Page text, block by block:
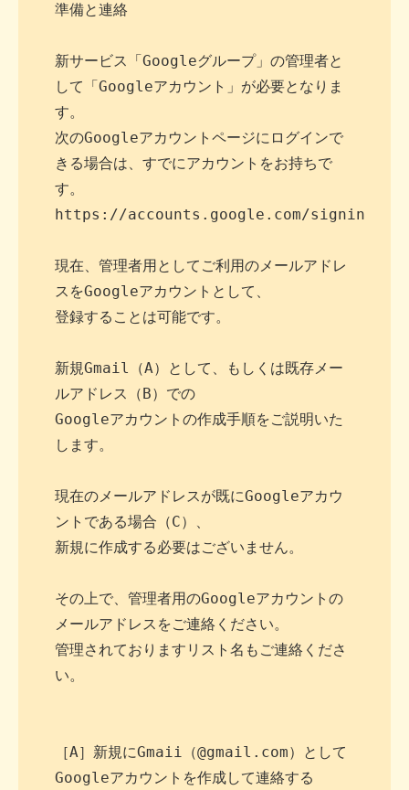
準備と連絡
新サービス「Googleグループ」の管理者と
して「Googleアカウント」が必要となりま
す。
次のGoogleアカウントページにログインで
きる場合は、すでにアカウントをお持ちで
す。
https://accounts.google.com/signin
現在、管理者用としてご利用のメールアドレ
スをGoogleアカウントとして、
登録することは可能です。
新規Gmail（A）として、もしくは既存メー
ルアドレス（B）での
Googleアカウントの作成手順をご説明いた
します。
現在のメールアドレスが既にGoogleアカウ
ントである場合（C）、
新規に作成する必要はございません。
その上で、管理者用のGoogleアカウントの
メールアドレスをご連絡ください。
管理されておりますリスト名もご連絡くださ
い。
［A］新規にGmaii（@gmail.com）として
Googleアカウントを作成して連絡する